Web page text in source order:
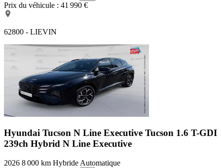
Prix du véhicule : 41 990 €
62800 - LIEVIN
Hyundai Tucson N Line Executive Tucson 1.6 T-GDI
239ch Hybrid N Line Executive
2026 8 000 km Hybride Automatique